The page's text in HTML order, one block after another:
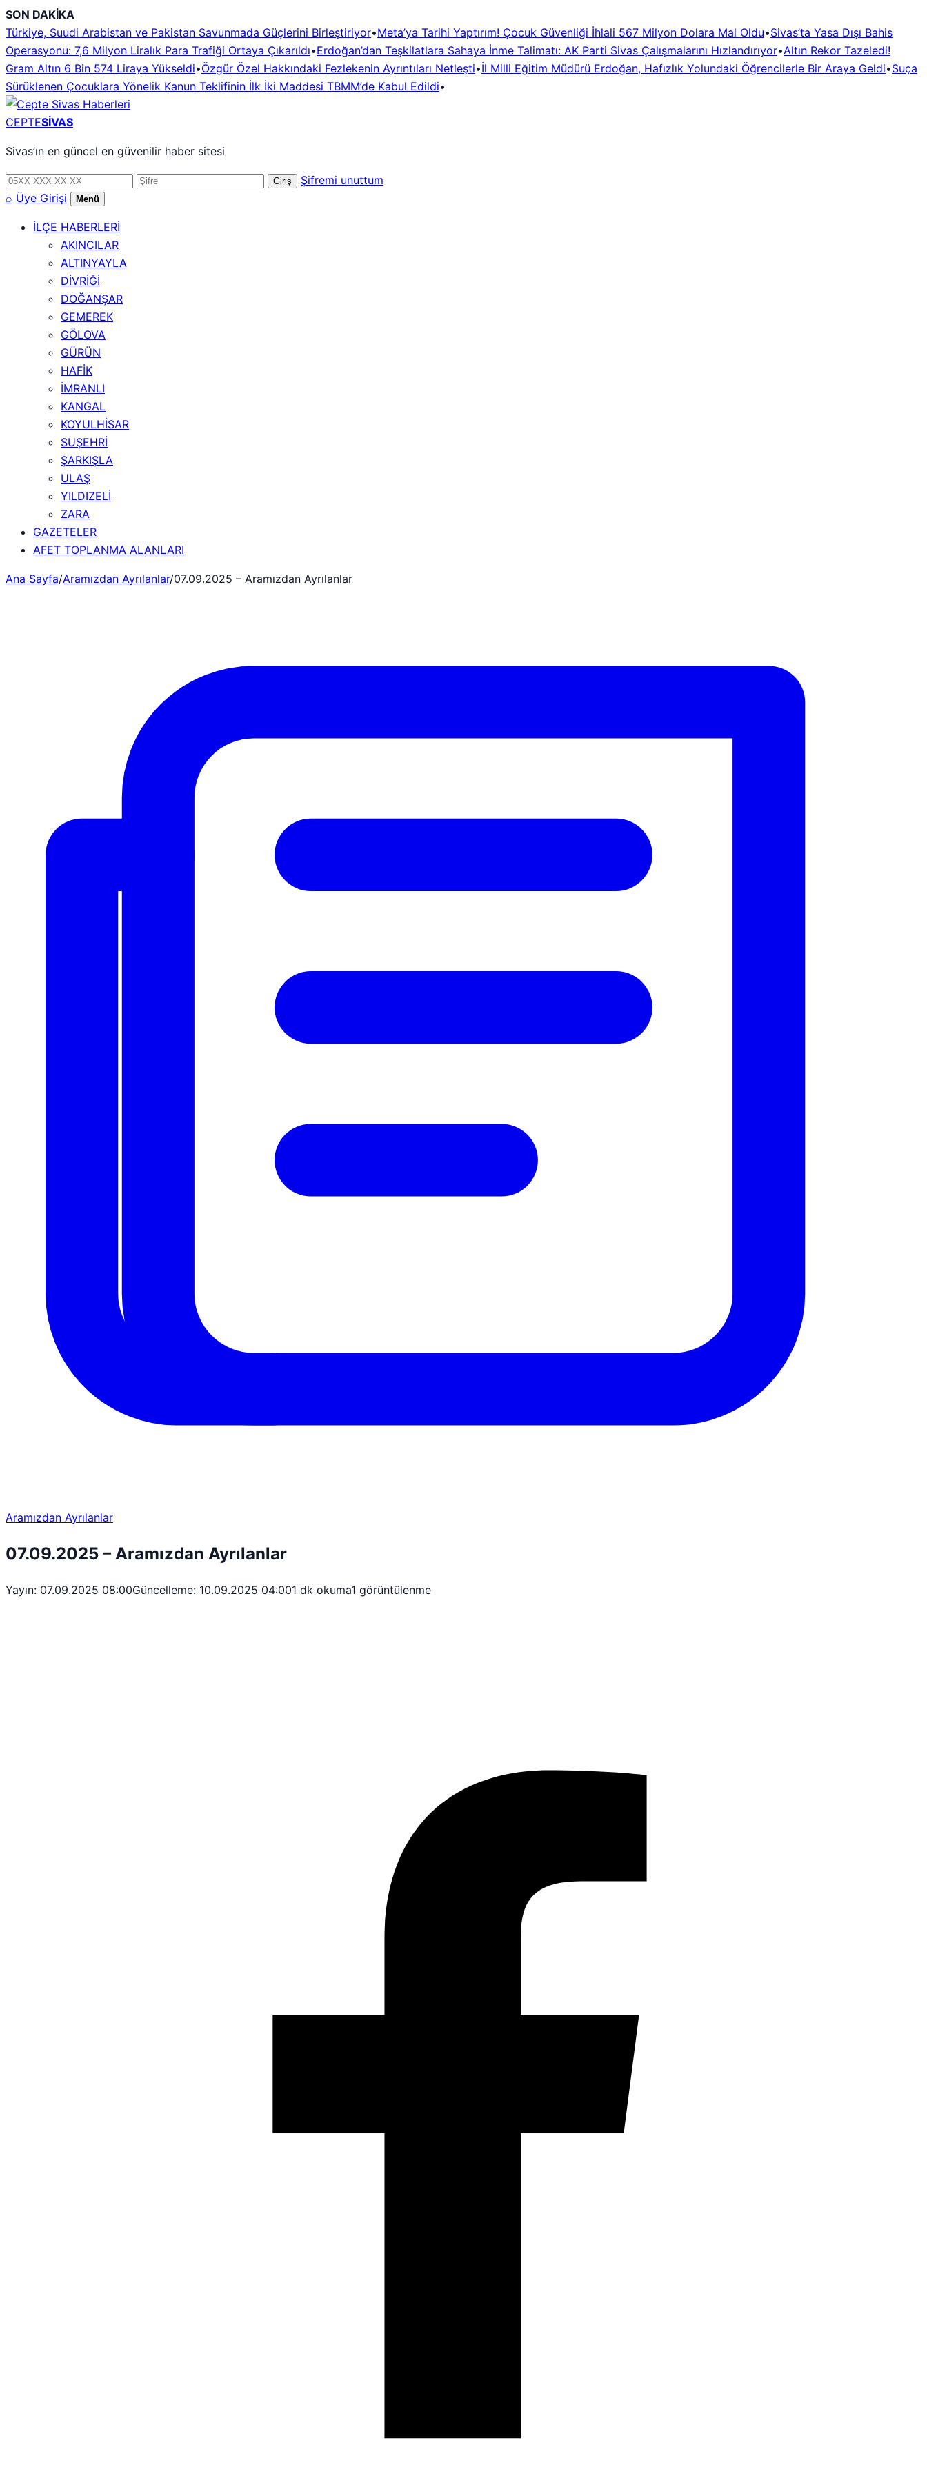
İçeriğe
geç
SON DAKİKA
Türkiye, Suudi Arabistan ve Pakistan Savunmada Güçlerini Birleştiriyor•Meta’ya Tarihi Yaptırım! Çocuk Güvenliği İhlali 567 Milyon Dolara Mal Oldu•Sivas’ta Yasa Dışı Bahis
Operasyonu: 7,6 Milyon Liralık Para Trafiği Ortaya Çıkarıldı•Erdoğan’dan Teşkilatlara Sahaya İnme Talimatı: AK Parti Sivas Çalışmalarını Hızlandırıyor•Altın Rekor Tazeledi!
Gram Altın 6 Bin 574 Liraya Yükseldi•Özgür Özel Hakkındaki Fezlekenin Ayrıntıları Netleşti•İl Milli Eğitim Müdürü Erdoğan, Hafızlık Yolundaki Öğrencilerle Bir Araya Geldi•Suça
Sürüklenen Çocuklara Yönelik Kanun Teklifinin İlk İki Maddesi TBMM’de Kabul Edildi•
CEPTESİVAS
Sivas’ın en güncel en güvenilir haber sitesi
Telefon
numarası
Şifre Giriş
Şifremi unuttum
⌕ Üye Girişi Menü
İLÇE HABERLERİ
AKINCILAR
ALTINYAYLA
DİVRİĞİ
DOĞANŞAR
GEMEREK
GÖLOVA
GÜRÜN
HAFİK
İMRANLI
KANGAL
KOYULHİSAR
SUŞEHRİ
ŞARKIŞLA
ULAŞ
YILDIZELİ
ZARA
GAZETELER
AFET TOPLANMA ALANLARI
Ana Sayfa/Aramızdan Ayrılanlar/07.09.2025 – Aramızdan Ayrılanlar
Aramızdan Ayrılanlar
07.09.2025 – Aramızdan Ayrılanlar
Yayın: 07.09.2025 08:00Güncelleme: 10.09.2025 04:001 dk okuma1 görüntülenme